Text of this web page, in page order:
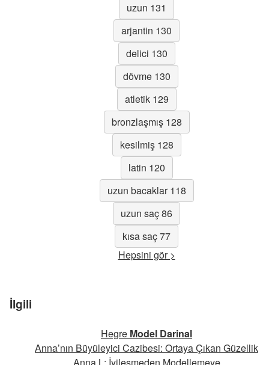
uzun 131
arjantin 130
delici 130
dövme 130
atletik 129
bronzlaşmış 128
kesilmiş 128
latin 120
uzun bacaklar 118
uzun saç 86
kısa saç 77
Hepsini gör >
İlgili
Hegre Model Darinal
Anna’nın Büyüleyici Cazibesi: Ortaya Çıkan Güzellik